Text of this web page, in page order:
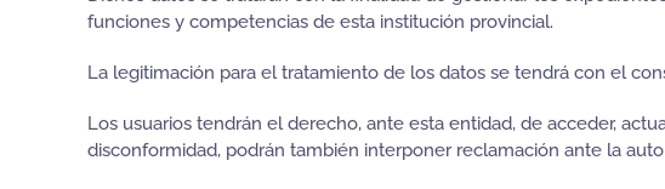
funciones y competencias de esta institución provincial.
La legitimación para el tratamiento de los datos se tendrá con el
Los usuarios tendrán el derecho, ante esta entidad, de acceder,
disconformidad, podrán también interponer reclamación ante la